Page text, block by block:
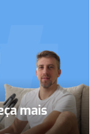
mais